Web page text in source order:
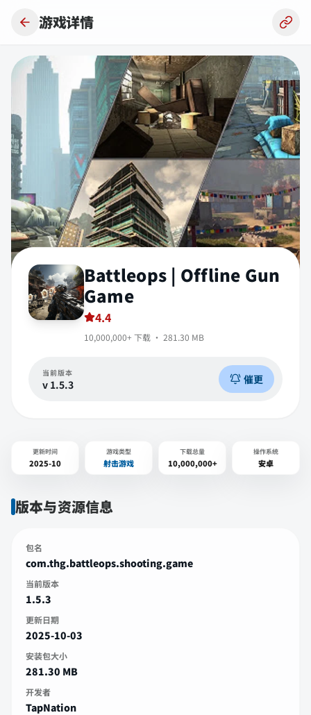
游戏详情
Battleops | Offline Gun
Game
4.4
10,000,000+ 下载 · 281.30 MB
当前版本
v 1.5.3 催更
更新时间
2025-10
游戏类型
射击游戏
下载总量
10,000,000+
操作系统
安卓
版本与资源信息
包名
com.thg.battleops.shooting.game
当前版本
1.5.3
更新日期
2025-10-03
安装包大小
281.30 MB
开发者
TapNation